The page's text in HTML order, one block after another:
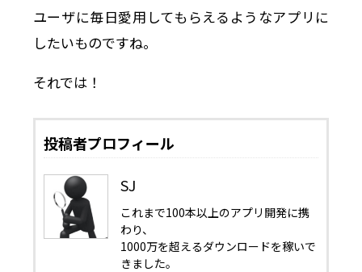
ユーザに毎日愛用してもらえるようなアプリに
したいものですね。
それでは！
投稿者プロフィール
SJ
これまで100本以上のアプリ開発に携
わり、
1000万を超えるダウンロードを稼いで
きました。